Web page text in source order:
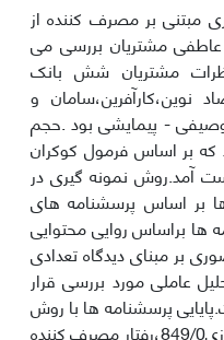
مبتنی بر مصرف کننده از
عاطفی مشتریان بررسی می
مشتریان شش بانک
نوین،کارآفرین،سامان و
- پیمایشی بود .حجم
384 نفر بودند که بر اساس فرمول کوکران
آمد.روش نمونه گیری در
بر اساس پرسشنامه های
ها براساس روایی محتوایی
بر مبنای دیدگاه تعدادی
عاملی مورد بررسی قرار
پرسشنامه ها با روش
آلفای کرونباخ به ترتیب برای برندسازی849/0،رفتار مصرف کننده